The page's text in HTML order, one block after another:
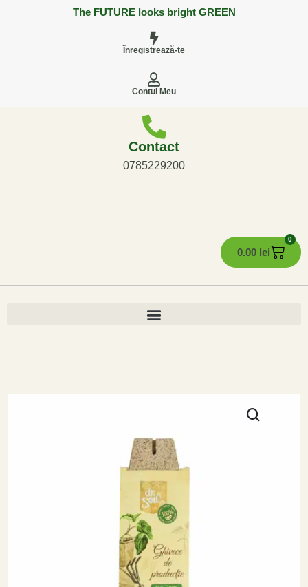
The FUTURE looks bright GREEN
Înregistrează-te
Contul Meu
Contact
0785229200
0.00 lei
0